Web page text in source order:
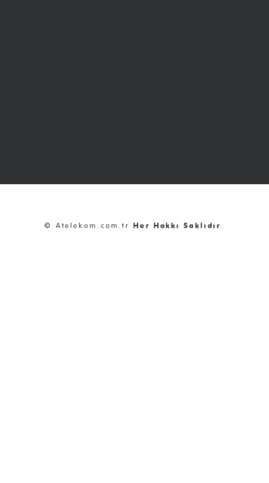
© Atelekom.com.trHer Hakkı Saklıdır .